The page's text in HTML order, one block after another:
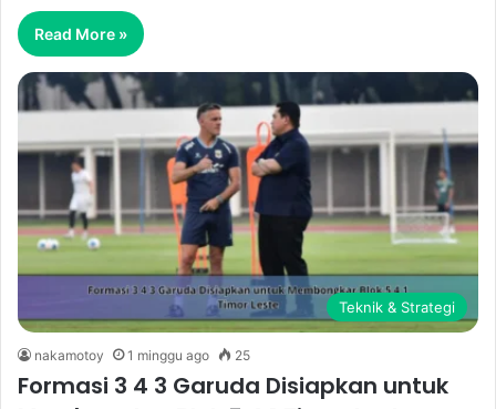
Read More »
Teknik & Strategi
nakamotoy 1 minggu ago 25
Formasi 3 4 3 Garuda Disiapkan untuk